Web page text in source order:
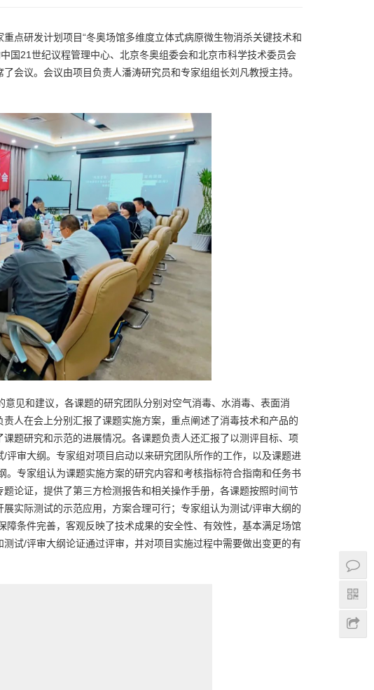
点研发计划项目“冬奥场馆多维度立体式病原微生物消杀关键技术和
国21世纪议程管理中心、北京冬奥组委会和北京市科学技术委员会
会议。会议由项目负责人潘涛研究员和专家组组长刘凡教授主持。
见和建议，各课题的研究团队分别对空气消毒、水消毒、表面消
人在会上分别汇报了课题实施方案，重点阐述了消毒技术和产品的
题研究和示范的进展情况。各课题负责人还汇报了以测评目标、项
审大纲。专家组对项目启动以来研究团队所作的工作，以及课题进
专家组认为课题实施方案的研究内容和考核指标符合指南和任务书
论证，提供了第三方检测报告和相关操作手册，各课题按照时间节
实际测试的示范应用，方案合理可行；专家组认为测试/评审大纲的
条件完善，客观反映了技术成果的安全性、有效性，基本满足场馆
试/评审大纲论证通过评审，并对项目实施过程中需要做出变更的有